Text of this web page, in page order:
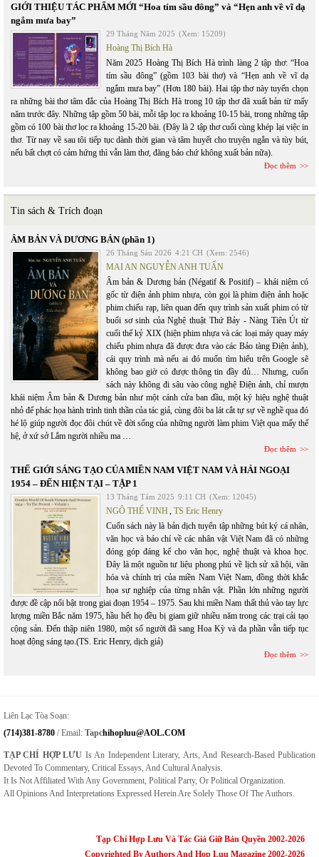
GIỚI THIỆU TÁC PHẨM MỚI “Hoa tím sầu đông” và “Hẹn anh về vĩ dạ
ngắm mưa bay”
29 Tháng Năm 2025 (Xem: 15209)
Hoàng Thị Bích Hà
Năm 2025 Hoàng Thị Bích Hà trình làng 2 tập thơ: “Hoa
tím sầu đông” (gồm 103 bài thơ) và “Hẹn anh về vĩ dạ
ngắm mưa bay” (Hơn 180 bài). Hai tập thơ này tuyển chọn
ra những bài thơ tâm đắc của Hoàng Thị Bích Hà trong 10 tập thơ đã xuất bản từ mấy
năm trước đây. Những tập gồm 50 bài, mỗi tập lọc ra khoảng 10-15 bài, trong những tập
gồm có 100 bài thơ lọc ra khoảng 15-20 bài. (Đây là 2 tập thơ cuối cùng khép lại việc in
thơ. Từ nay về sau tôi tiếp tục dành thời gian và tâm huyết cho truyện ngắn và tùy bút,
nếu bất chợt có cảm hứng thì vẫn làm thơ, đăng báo chứ không xuất bản nữa).
Đọc thêm
Tin sách & Trích đoạn
ÂM BẢN VÀ DƯƠNG BẢN (phần 1)
26 Tháng Sáu 2026 4:21 CH (Xem: 2546)
MAI AN NGUYỄN ANH TUẤN
Âm bản & Dương bản (Négatif & Positif) – khái niệm có
gốc từ điện ảnh phim nhựa, còn gọi là phim điện ảnh hoặc
phim chiếu rạp, liên quan đến quy trình sản xuất phim có từ
buổi sơ sinh của Nghệ thuật Thứ Bảy - Nàng Tiên Út từ
cuối thế kỷ XIX (hiện phim nhựa và các loại máy quay máy
chiếu phim nhựa đã được đưa vào các Bảo tàng Điện ảnh),
cái quy trình mà nếu ai đó muốn tìm hiểu trên Google sẽ
không bao giờ có được thông tin đầy đủ… Nhưng, cuốn
sách này không đi sâu vào công nghệ Điện ảnh, chỉ mượn
khái niệm Âm bản & Dương bản như một cánh cửa ban đầu, một ký hiệu nghệ thuật
nhỏ để phác họa hành trình tinh thần của tác giả, cùng đôi ba lát cắt tự sự về nghề qua đó
hé lộ giúp người đọc đôi chút về đời sống của những người làm phim Việt qua mấy thế
hệ, ở xứ sở Lắm người nhiều ma …
Đọc thêm
THẾ GIỚI SÁNG TẠO CỦA MIỀN NAM VIỆT NAM VÀ HẢI NGOẠI
1954 – ĐẾN HIỆN TẠI – TẬP 1
13 Tháng Tám 2025 9:11 CH (Xem: 12045)
NGÔ THẾ VINH, TS Eric Henry
Cuốn sách này là bản dịch tuyển tập những bút ký cá nhân,
văn học và báo chí về các nhân vật Việt Nam đã có những
đóng góp đáng kể cho văn học, nghệ thuật và khoa học.
Đây là một nguồn tư liệu phong phú về lịch sử xã hội, văn
hóa và chính trị của miền Nam Việt Nam, đồng thời khắc
họa sự nghiệp của từng nhân vật. Phần lớn những người
được đề cập nổi bật trong giai đoạn 1954 – 1975. Sau khi miền Nam thất thủ vào tay lực
lượng miền Bắc năm 1975, hầu hết họ đều bị giam giữ nhiều năm trong các trại cải tạo
cộng sản. Đến thập niên 1980, một số người đã sang Hoa Kỳ và đa phần vẫn tiếp tục
hoạt động sáng tạo.(TS. Eric Henry, dịch giả)
Đọc thêm
Liên Lạc Tòa Soạn:
(714)381-8780 / Email: TapcHihopluu@AOL.COM
TẠP CHÍ HỢP LƯU Is An Independent Literary, Arts, And Research-Based Publication
Devoted To Commentary, Critical Essays, And Cultural Analysis.
It Is Not Affiliated With Any Government, Political Party, Or Political Organization.
All Opinions And Interpretations Expressed Herein Are Solely Those Of The Authors.
Tạp Chí Hợp Lưu Và Tác Giả Giữ Bản Quyền 2002-2026
Copyrighted By Authors And Hop Luu Magazine 2002-2026